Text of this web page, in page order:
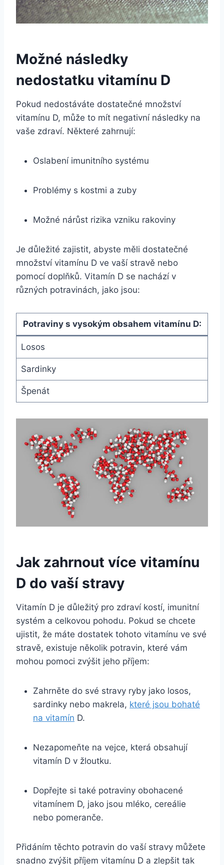
Možné následky
nedostatku vitamínu D
Pokud nedostáváte dostatečné množství
vitamínu D, může to mít negativní následky na
vaše zdraví. Některé zahrnují:
Oslabení imunitního systému
Problémy s kostmi a zuby
Možné nárůst rizika vzniku rakoviny
Je důležité zajistit, abyste měli dostatečné
množství vitamínu D ve vaší stravě nebo
pomocí doplňků. Vitamín D se nachází v
různých potravinách, jako jsou:
Potraviny s vysokým obsahem vitamínu D:
Losos
Sardinky
Špenát
Jak zahrnout více vitamínu
D do vaší stravy
Vitamín D je důležitý pro zdraví kostí, imunitní
systém a celkovou pohodu. Pokud se chcete
ujistit, že máte dostatek tohoto vitamínu ve své
stravě, existuje několik potravin, které vám
mohou pomoci zvýšit jeho příjem:
Zahrněte do své stravy ryby jako losos,
sardinky nebo makrela, které jsou bohaté
na vitamín D.
Nezapomeňte na vejce, která obsahují
vitamín D v žloutku.
Dopřejte si také potraviny obohacené
vitamínem D, jako jsou mléko, cereálie
nebo pomeranče.
Přidáním těchto potravin do vaší stravy můžete
snadno zvýšit příjem vitamínu D a zlepšit tak